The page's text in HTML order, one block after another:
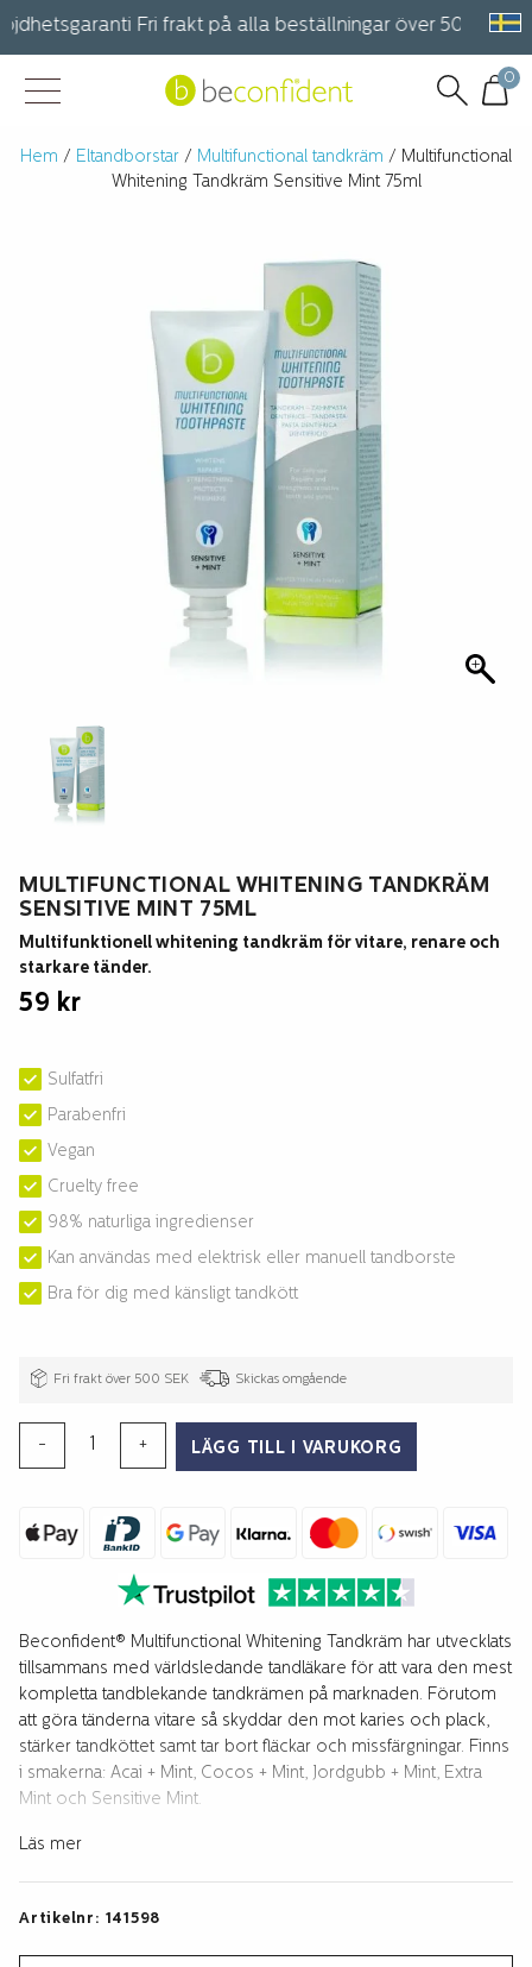
Fri frakt på alla beställningar över 500 kr. |
0
Hem / Eltandborstar / Multifunctional tandkräm / Multifunctional
Whitening Tandkräm Sensitive Mint 75ml
MULTIFUNCTIONAL WHITENING TANDKRÄM
SENSITIVE MINT 75ML
Multifunktionell whitening tandkräm för vitare, renare och
starkare tänder.
59 kr
Sulfatfri
Parabenfri
Vegan
Cruelty free
98% naturliga ingredienser
Kan användas med elektrisk eller manuell tandborste
Bra för dig med känsligt tandkött
Fri frakt över 500 SEK Skickas omgående
-
Multifunctional
Whitening
Sensitive
+ LÄGG TILL I VARUKORG
Beconfident® Multifunctional Whitening Tandkräm har utvecklats
tillsammans med världsledande tandläkare för att vara den mest
kompletta tandblekande tandkrämen på marknaden. Förutom
att göra tänderna vitare så skyddar den mot karies och plack,
stärker tandköttet samt tar bort fläckar och missfärgningar. Finns
i smakerna: Acai + Mint, Cocos + Mint, Jordgubb + Mint, Extra
Mint och Sensitive Mint.
För att kunna garantera att Beconfident® Multifunctional
riktlinjerna för god klinisk praxis och ADA-riktlinjer för testning
Läs mer
Artikelnr: 141598